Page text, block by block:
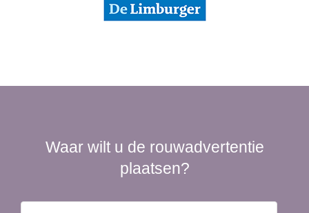
Waar wilt u de rouwadvertentie
plaatsen?